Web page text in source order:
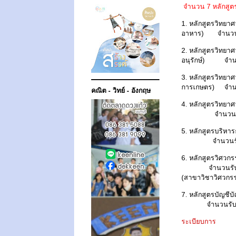
จำนวน 7 หลักสูต
1. หลักสูตรวิทยา
อาหาร) จำนว
2. หลักสูตรวิทยา
อนุรักษ์) จำน
3. หลักสูตรวิทยา
การเกษตร) จำ
4. หลักสูตรวิทย
จำนวนรับ
5. หลักสูตรบริห
จำนวนรับ
6. หลักสูต
จำนวนรับ
(สาขาวิชาวิศวกร
7. หลั
จำนวนรับ
ระเบียบการ
คณิต - วิทย์ - อังกฤษ